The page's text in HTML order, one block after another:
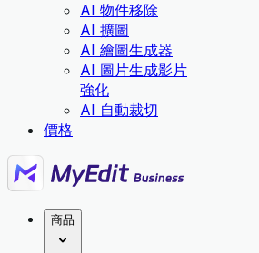
AI 物件移除
AI 擴圖
AI 繪圖生成器
AI 圖片生成影片
強化
AI 自動裁切
價格
商品